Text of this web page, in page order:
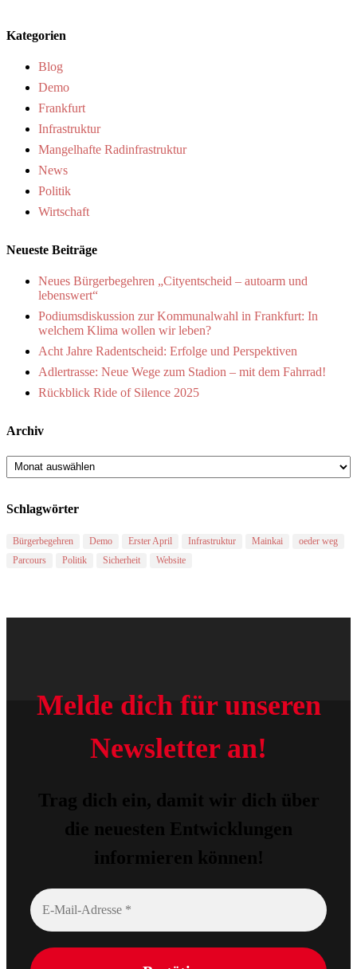
Kategorien
Blog
Demo
Frankfurt
Infrastruktur
Mangelhafte Radinfrastruktur
News
Politik
Wirtschaft
Neueste Beiträge
Neues Bürgerbegehren „Cityentscheid – autoarm und
lebenswert“
Podiumsdiskussion zur Kommunalwahl in Frankfurt: In
welchem Klima wollen wir leben?
Acht Jahre Radentscheid: Erfolge und Perspektiven
Adlertrasse: Neue Wege zum Stadion – mit dem Fahrrad!
Rückblick Ride of Silence 2025
Archiv
Archiv
Schlagwörter
Bürgerbegehren Demo Erster April Infrastruktur Mainkai
oeder weg
Parcours
Politik Sicherheit Website
Melde dich für unseren
Newsletter an!